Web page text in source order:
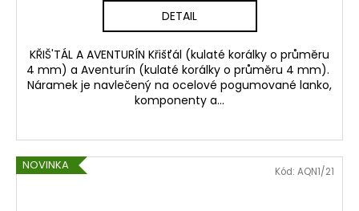
DETAIL
KŘIŠ'TÁL A AVENTURÍN Křišťál (kulaté korálky o průměru
4 mm) a Aventurín (kulaté korálky o průměru 4 mm).
Náramek je navlečený na ocelové pogumované lanko,
komponenty a...
NOVINKA Kód: AQN1/21